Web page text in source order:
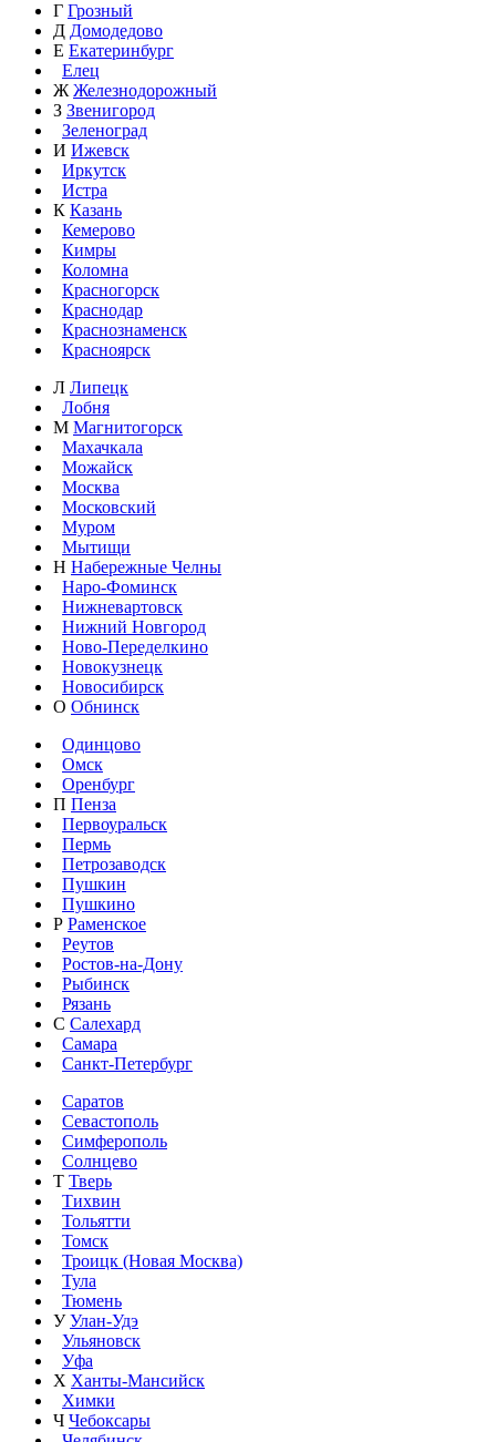
Г Грозный
Д Домодедово
Е Екатеринбург
Елец
Ж Железнодорожный
З Звенигород
Зеленоград
И Ижевск
Иркутск
Истра
К Казань
Кемерово
Кимры
Коломна
Красногорск
Краснодар
Краснознаменск
Красноярск
Л Липецк
Лобня
М Магнитогорск
Махачкала
Можайск
Москва
Московский
Муром
Мытищи
Н Набережные Челны
Наро-Фоминск
Нижневартовск
Нижний Новгород
Ново-Переделкино
Новокузнецк
Новосибирск
О Обнинск
Одинцово
Омск
Оренбург
П Пенза
Первоуральск
Пермь
Петрозаводск
Пушкин
Пушкино
Р Раменское
Реутов
Ростов-на-Дону
Рыбинск
Рязань
С Салехард
Самара
Санкт-Петербург
Саратов
Севастополь
Симферополь
Солнцево
Т Тверь
Тихвин
Тольятти
Томск
Троицк (Новая Москва)
Тула
Тюмень
У Улан-Удэ
Ульяновск
Уфа
Х Ханты-Мансийск
Химки
Ч Чебоксары